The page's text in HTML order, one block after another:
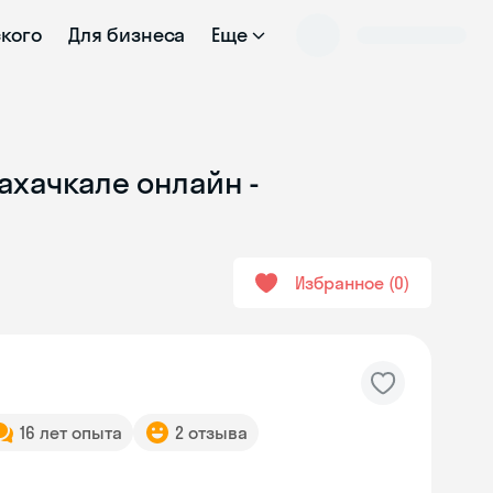
Для бизнеса Еще
онлайн -
Избранное 0
16 лет опыта 2 отзыва